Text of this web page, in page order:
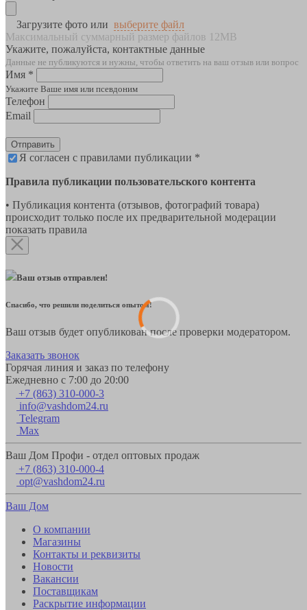
Загрузите фото или выберите файл
Максимальный суммарный размер файлов 12MB
Укажите, пожалуйста, контактные данные
Данные не публикуются и нужны, чтобы ответить на ваш отзыв или вопрос
Имя *
Укажите Ваше имя или псевдоним
Телефон
Email
Отправить
Я согласен с правилами публикации *
Правила публикации пользовательского контента
• Публикация контента (отзывов, фотографий товара)
происходит только после их предварительной модерации
показать правила
Ваш отзыв отправлен!
Спасибо, что решили поделиться опытом!
Ваш отзыв будет опубликован после проверки модератором.
Заказать звонок
Горячая линия и заказ по телефону
Ежедневно с 7:00 до 20:00
+7 (863) 310-000-3
info@vashdom24.ru
Telegram
Max
Ваш Дом Профи - отдел оптовых продаж
+7 (863) 310-000-4
opt@vashdom24.ru
Ваш Дом
О компании
Магазины
Контакты и реквизиты
Новости
Вакансии
Поставщикам
Раскрытие информации